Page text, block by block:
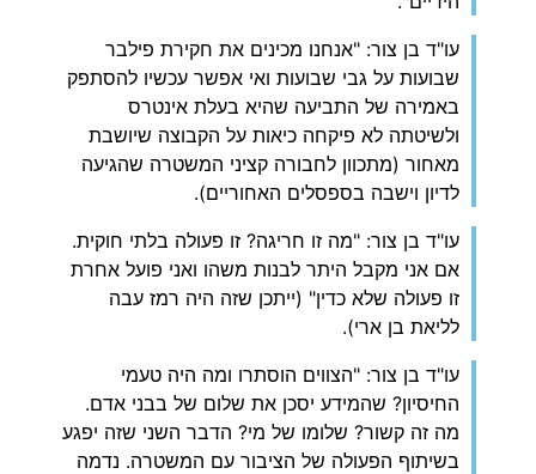
עו"ד בן צור: "אנחנו מכינים את חקירת פילבר
שבועות על גבי שבועות ואי אפשר עכשיו להסתפק
באמירה של התביעה שהיא בעלת אינטרס
ולשיטתה לא פיקחה כיאות על הקבוצה שיושבת
מאחור (מתכוון לחבורה קציני המשטרה שהגיעה
לדיון וישבה בספסלים האחוריים).
עו"ד בן צור: "מה זו חריגה? זו פעולה בלתי חוקית.
אם אני מקבל היתר לבנות משהו ואני פועל אחרת
זו פעולה שלא כדין" (ייתכן שזה היה רמז עבה
לליאת בן ארי).
עו"ד בן צור: "הצווים הוסתרו ומה היה טעמי
החיסיון? שהמידע יסכן את שלום של בבני אדם.
מה זה קשור? שלומו של מי? הדבר השני שזה יפגע
בשיתוף הפעולה של הציבור עם המשטרה. נדמה